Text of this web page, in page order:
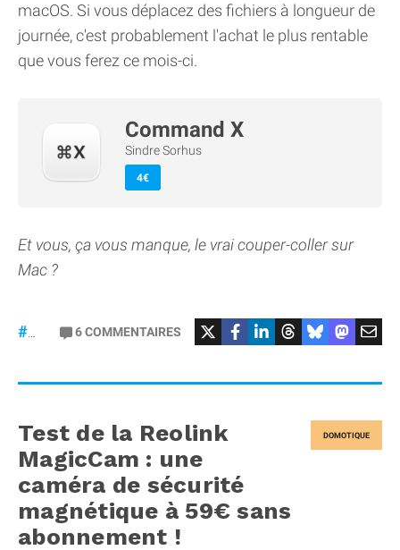
macOS. Si vous déplacez des fichiers à longueur de
journée, c'est probablement l'achat le plus rentable
que vous ferez ce mois-ci.
Command X
Sindre Sorhus
4€
Et vous, ça vous manque, le vrai couper-coller sur
Mac ?
#macOS 6COMMENTAIRES
DOMOTIQUE
Test de la Reolink
MagicCam : une
caméra de sécurité
magnétique à 59€ sans
abonnement !